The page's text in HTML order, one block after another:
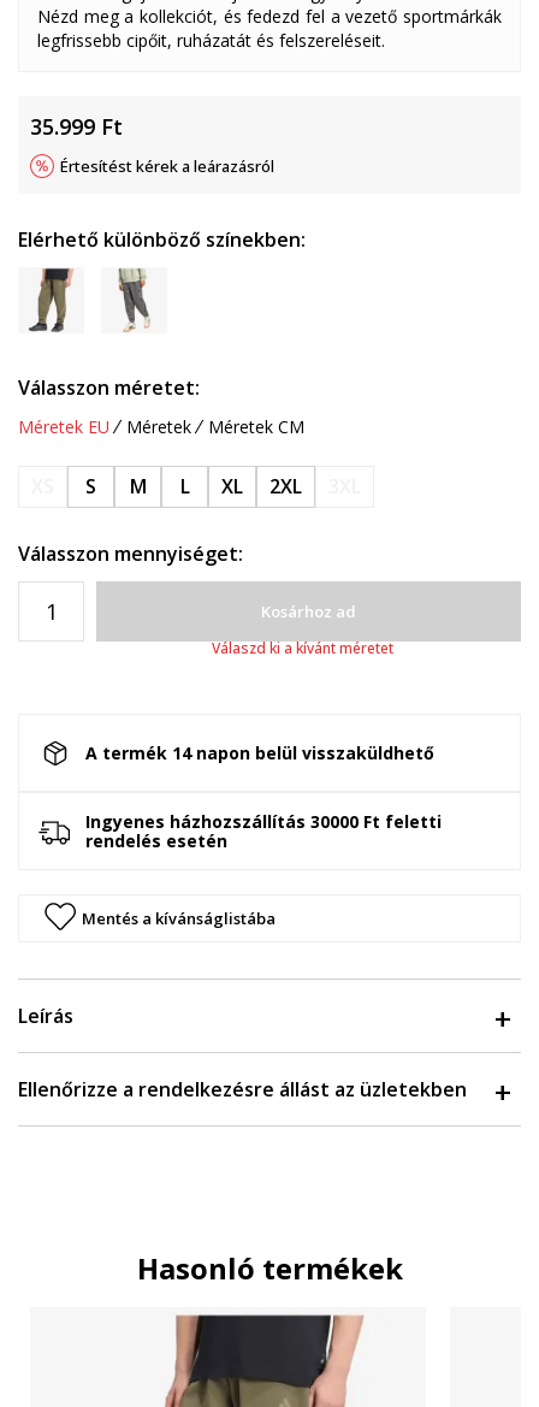
Nézd meg a kollekciót, és fedezd fel a vezető sportmárkák
legfrissebb cipőit, ruházatát és felszereléseit.
35.999 Ft
Értesítést kérek a leárazásról
Elérhető különböző színekben:
Válasszon méretet:
Méretek EU Méretek Méretek CM
S M L XL 2XL
Válasszon mennyiséget:
Kosárhoz ad
Válaszd ki a kívánt méretet
A termék 14 napon belül visszaküldhető
Ingyenes házhozszállítás 30000 Ft feletti
rendelés esetén
Mentés a kívánságlistába
Leírás
Ellenőrizze a rendelkezésre állást az üzletekben
Hasonló termékek